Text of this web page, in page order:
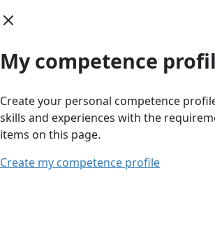
My competence
Create your personal competence
skills and experiences with the
items on this page.
Create my competence profile